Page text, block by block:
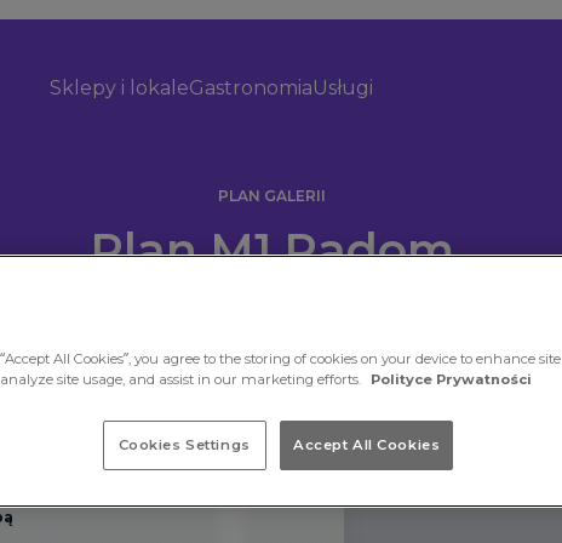
Sklepy i lokaleGastronomiaUsługi
PLAN GALERII
Plan M1 Radom
All Cookies”, you agree to the storing of cookies on your device to enhance site
site usage, and assist in our marketing efforts.
Polityce Prywatności
Cookies Settings Accept All Cookies